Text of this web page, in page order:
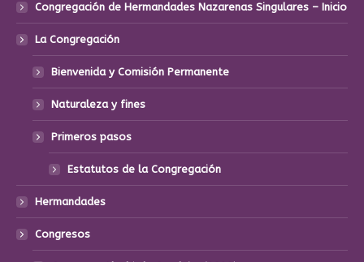
Congregación de Hermandades Nazarenas Singulares – Inicio
La Congregación
Bienvenida y Comisión Permanente
Naturaleza y fines
Primeros pasos
Estatutos de la Congregación
Hermandades
Congresos